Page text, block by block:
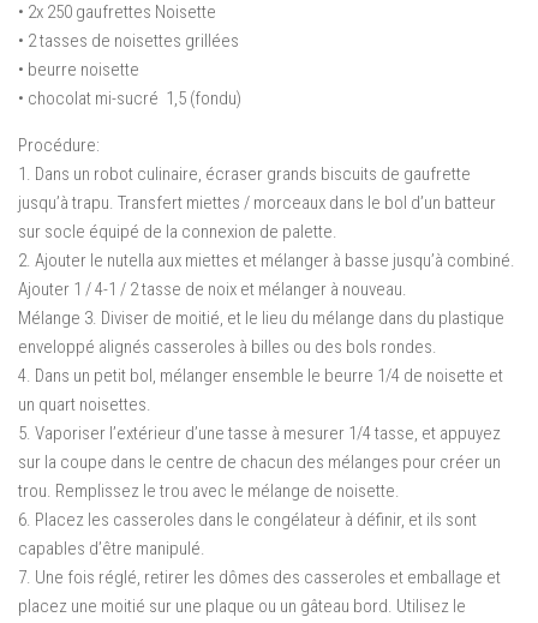
• 2x 250 gaufrettes Noisette
• 2 tasses de noisettes grillées
• beurre noisette
• chocolat mi-sucré 1,5 (fondu)
Procédure:
1. Dans un robot culinaire, écraser grands biscuits de gaufrette
jusqu’à trapu. Transfert miettes / morceaux dans le bol d’un batteur
sur socle équipé de la connexion de palette.
2. Ajouter le nutella aux miettes et mélanger à basse jusqu’à combiné.
Ajouter 1 / 4-1 / 2 tasse de noix et mélanger à nouveau.
Mélange 3. Diviser de moitié, et le lieu du mélange dans du plastique
enveloppé alignés casseroles à billes ou des bols rondes.
4. Dans un petit bol, mélanger ensemble le beurre 1/4 de noisette et
un quart noisettes.
5. Vaporiser l’extérieur d’une tasse à mesurer 1/4 tasse, et appuyez
sur la coupe dans le centre de chacun des mélanges pour créer un
trou. Remplissez le trou avec le mélange de noisette.
6. Placez les casseroles dans le congélateur à définir, et ils sont
capables d’être manipulé.
7. Une fois réglé, retirer les dômes des casseroles et emballage et
placez une moitié sur une plaque ou un gâteau bord. Utilisez le